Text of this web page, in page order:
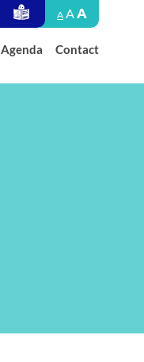
A AA
Agenda Contact